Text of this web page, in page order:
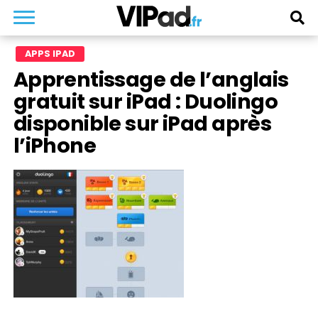
APPS IPAD
Apprentissage de l’anglais
gratuit sur iPad : Duolingo
disponible sur iPad après
l’iPhone